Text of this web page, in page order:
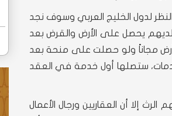
لدول الخليج العربي وسوف نجد
لديهم يحصل على الأرض والقرض بعد
مجاناً ولو حصلت على منحة بعد
ستصلها أول خدمة في العقد
إلا أن العقاريين ورجال الأعمال